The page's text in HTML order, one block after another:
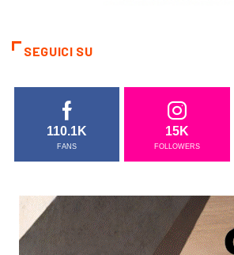
SEGUICI SU
110.1K
FANS
15K
FOLLOWERS